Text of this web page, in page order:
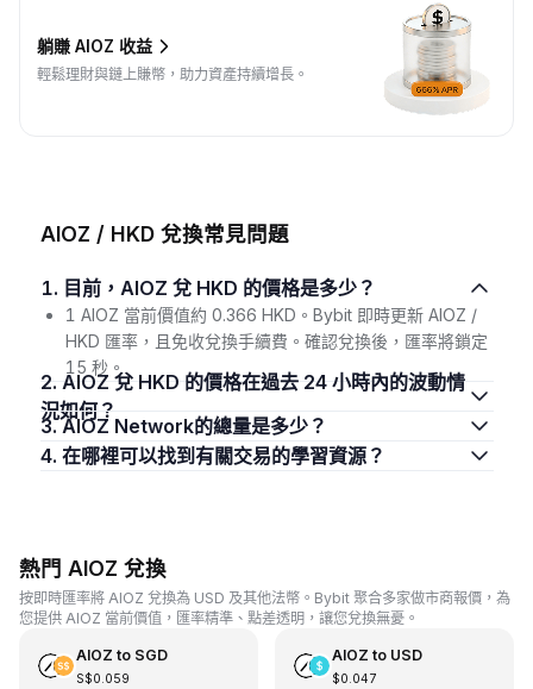
躺賺 AIOZ 收益
輕鬆理財與鏈上賺幣，助力資產持續增長。
AIOZ / HKD 兌換常見問題
1. 目前，AIOZ 兌 HKD 的價格是多少？
1 AIOZ 當前價值約 0.366 HKD。Bybit 即時更新 AIOZ /
HKD 匯率，且免收兌換手續費。確認兌換後，匯率將鎖定
15 秒。
2. AIOZ 兌 HKD 的價格在過去 24 小時內的波動情
況如何？
3. AIOZ Network的總量是多少？
4. 在哪裡可以找到有關交易的學習資源？
熱門 AIOZ 兌換
按即時匯率將 AIOZ 兌換為 USD 及其他法幣。Bybit 聚合多家做市商報價，為
您提供 AIOZ 當前價值，匯率精準、點差透明，讓您兌換無憂。
AIOZ to SGD
S$0.059
AIOZ to USD
$0.047